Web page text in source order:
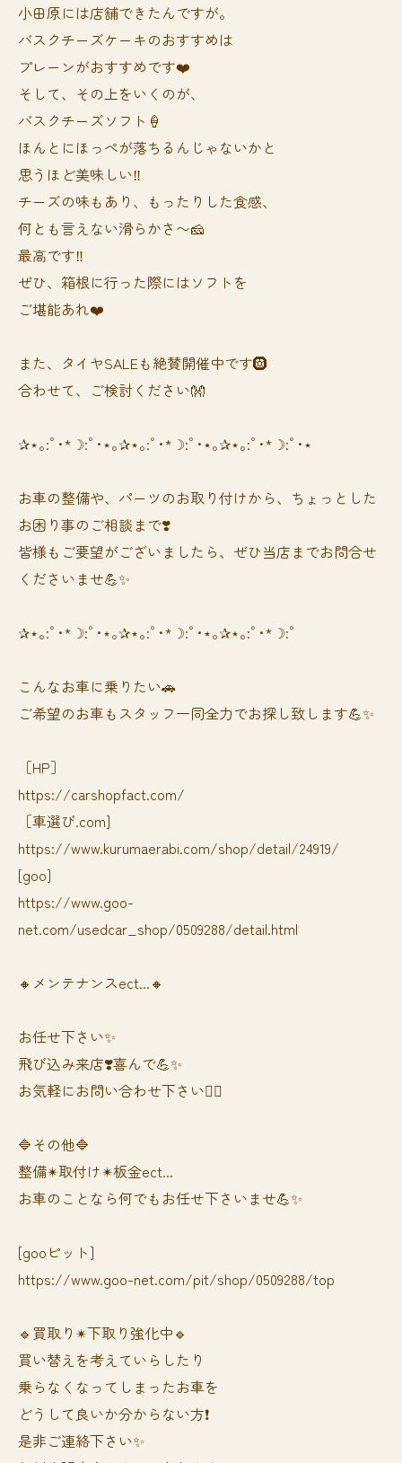
小田原には店舗できたんですが。
バスクチーズケーキのおすすめは
プレーンがおすすめです❤️
そして、その上をいくのが、
バスクチーズソフト🍦
ほんとにほっぺが落ちるんじゃないかと
思うほど美味しい‼️
チーズの味もあり、もったりした食感、
何とも言えない滑らかさ〜🧀
最高です‼️
ぜひ、箱根に行った際にはソフトを
ご堪能あれ❤️
また、タイヤSALEも絶賛開催中です🛞
合わせて、ご検討ください👐
✰⋆｡:ﾟ･*☽:ﾟ･⋆｡✰⋆｡:ﾟ･*☽:ﾟ･⋆｡✰⋆｡:ﾟ･*☽:ﾟ･⋆
お車の整備や、パーツのお取り付けから、ちょっとした
お困り事のご相談まで❣️
皆様もご要望がございましたら、ぜひ当店までお問合せ
くださいませ💪✨
✰⋆｡:ﾟ･*☽:ﾟ･⋆｡✰⋆｡:ﾟ･*☽:ﾟ･⋆｡✰⋆｡:ﾟ･*☽:ﾟ
⁡⁡⁡こんなお車に乗りたい🚗
ご希望のお車もスタッフ一同全力でお探し致します💪✨
［HP］
https://carshopfact.com/
［車選び.com]
https://www.kurumaerabi.com/shop/detail/24919/
[goo]
https://www.goo-
net.com/usedcar_shop/0509288/detail.html
🔸メンテナンスect...🔸
お任せ下さい✨
飛び込み来店❣️喜んで💪✨
お気軽にお問い合わせ下さい🙆‍♀️
🔷その他🔷
整備✴︎取付け✴︎板金ect...
お車のことなら何でもお任せ下さいませ💪✨
[gooピット]
https://www.goo-net.com/pit/shop/0509288/top
🔹買取り✴︎下取り強化中🔹
買い替えを考えていらしたり
乗らなくなってしまったお車を
どうして良いか分からない方❗️
是非ご連絡下さい✨